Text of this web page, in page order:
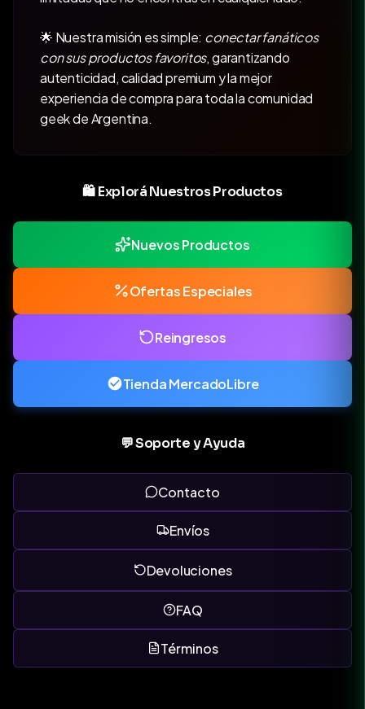
🌟 Nuestra misión es simple: conectar fanáticos
con sus productos favoritos, garantizando
autenticidad, calidad premium y la mejor
experiencia de compra para toda la comunidad
geek de Argentina.
🛍️ Explorá Nuestros Productos
Nuevos Productos
Ofertas Especiales
Reingresos
Tienda MercadoLibre
💬 Soporte y Ayuda
Contacto
Envíos
Devoluciones
FAQ
Términos